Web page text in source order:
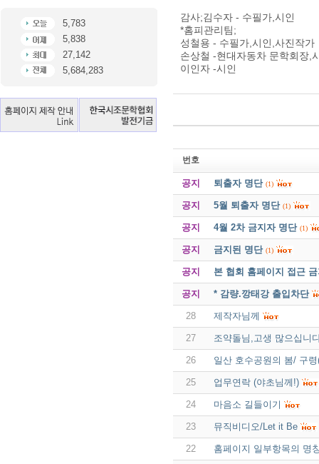
5,783
5,838
27,142
5,684,283
감사;김수자 - 수필가,시인
*홈피관리팀;
성철용 - 수필가,시인,사진작가
손상철 -현대자동차 문학회장,
이인자 -시인
번호
공지 퇴출자 명단 (1)
공지 5월 퇴출자 명단 (1)
공지 4월 2차 금지자 명단 (1)
공지 금지된 명단 (1)
공지 본 협회 홈페이지 접근
공지 * 감량.깡태강 출입차단
28 제작자님께
27 조약돌님,고생 많으십니
26 일산 호수공원의 봄/ 구령
25 업무연락 (야초님께!)
24 마음소 길들이기
23 뮤직비디오/Let it Be
22 홈페이지 일부항목의 명